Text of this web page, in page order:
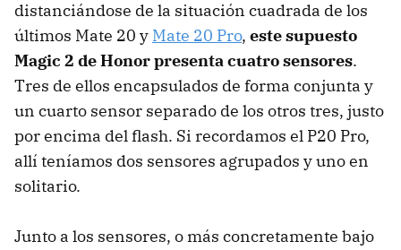
distanciándose de la situación cuadrada de los
últimos Mate 20 y Mate 20 Pro, este supuesto
Magic 2 de Honor presenta cuatro sensores.
Tres de ellos encapsulados de forma conjunta y
un cuarto sensor separado de los otros tres, justo
por encima del flash. Si recordamos el P20 Pro,
allí teníamos dos sensores agrupados y uno en
solitario.
Junto a los sensores, o más concretamente bajo